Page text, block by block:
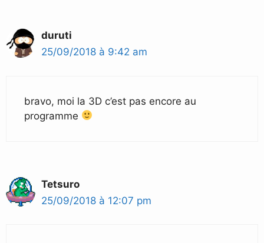
duruti
25/09/2018 à 9:42 am
bravo, moi la 3D c’est pas encore au
programme
Tetsuro
25/09/2018 à 12:07 pm